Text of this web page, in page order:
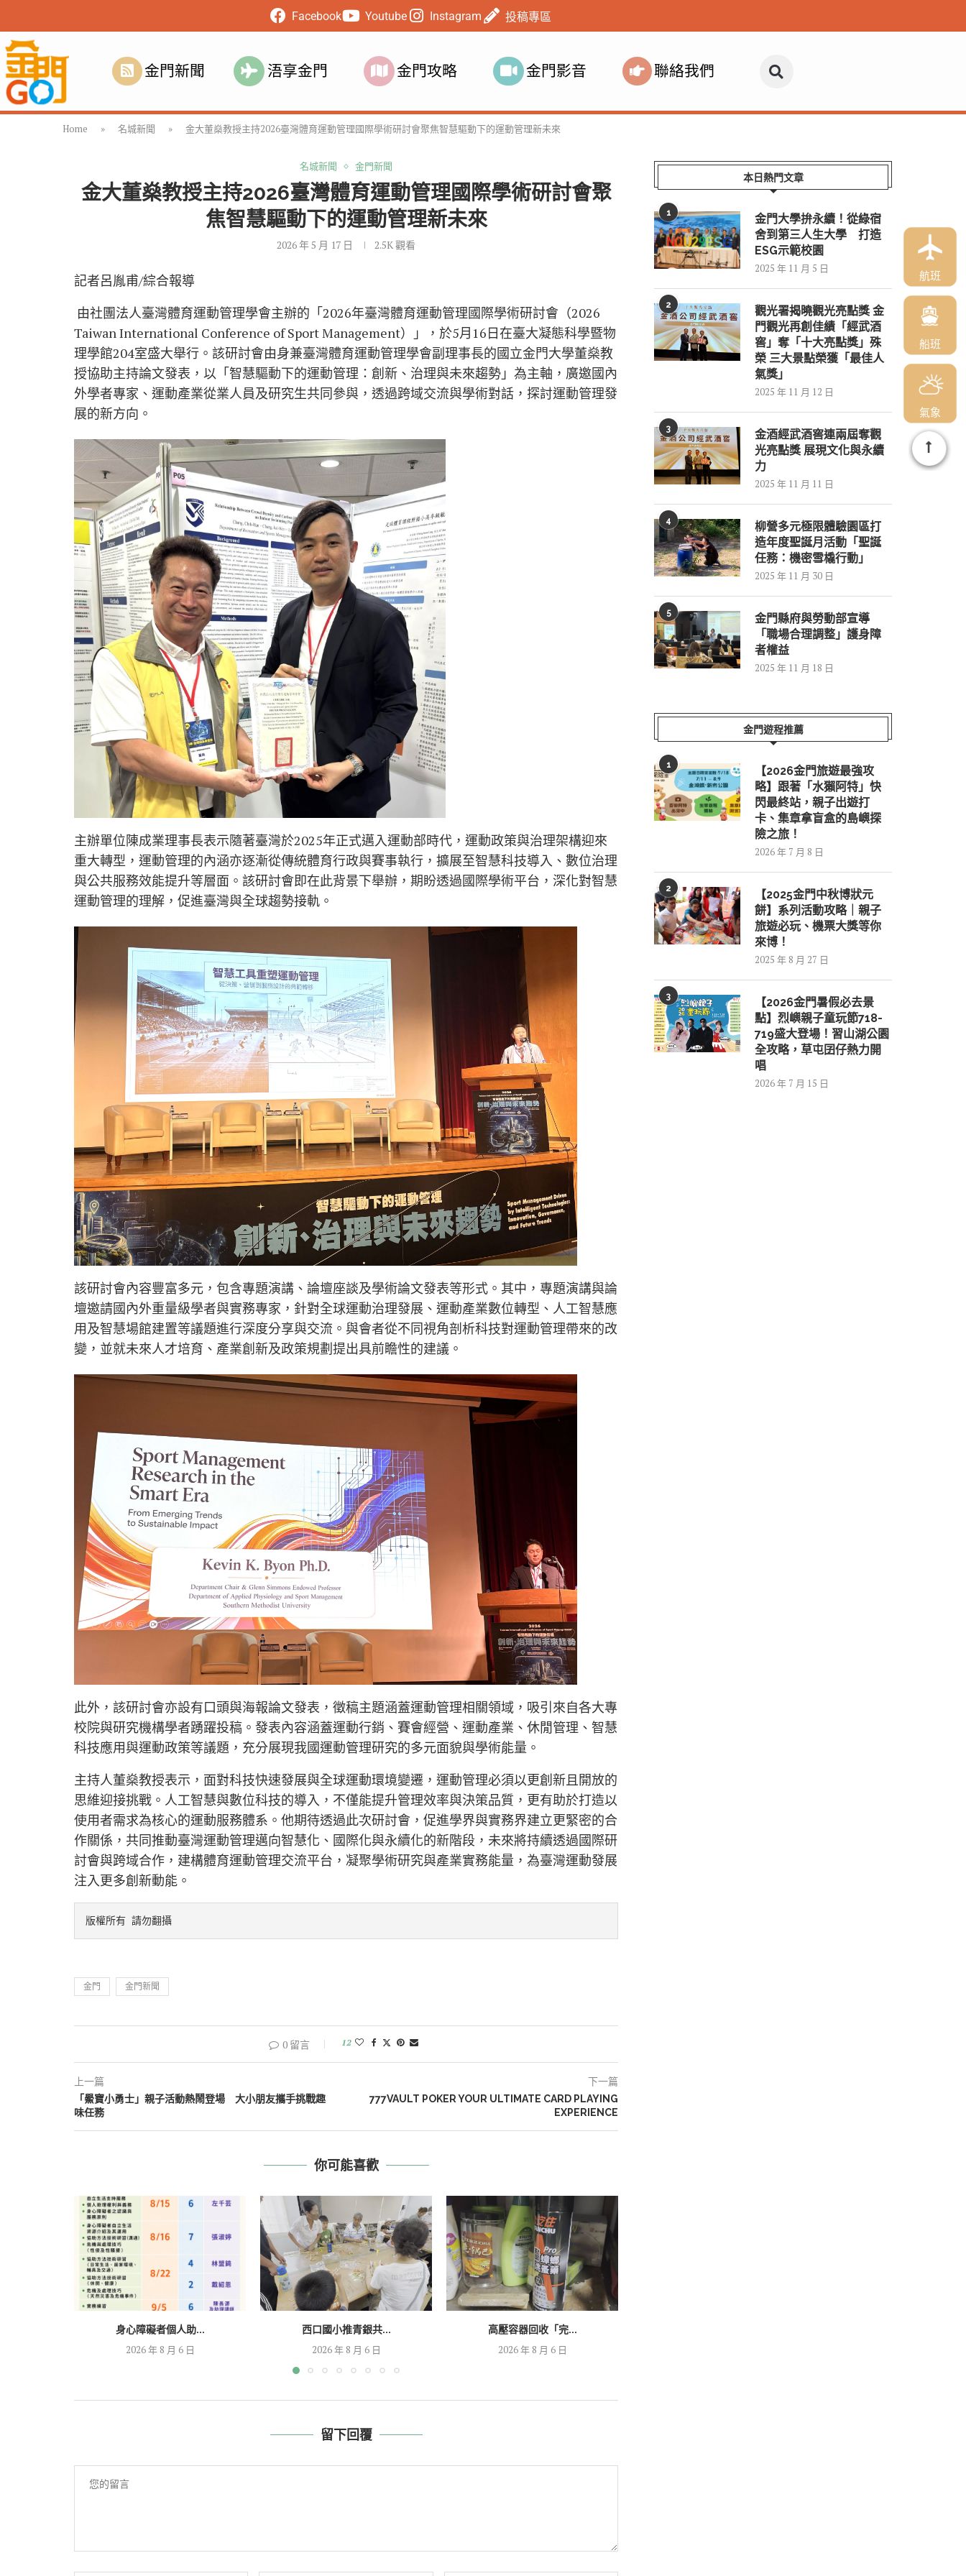
Facebook Youtube Instagram 投稿專區
金門新聞 浯享金門 金門攻略 金門影音 聯絡我們
Home » 名城新聞 » 金大董燊教授主持2026臺灣體育運動管理國際學術研討會聚焦智慧驅動下的運動管理新未來
名城新聞 金門新聞
金大董燊教授主持2026臺灣體育運動管理國際學術研討會聚
焦智慧驅動下的運動管理新未來
2026 年 5 月 17 日 2.5K觀看
記者呂胤甫/綜合報導
由社團法人臺灣體育運動管理學會主辦的「2026年臺灣體育運動管理國際學術研討會（2026
Taiwan International Conference of Sport Management）」，於5月16日在臺大凝態科學暨物
理學館204室盛大舉行。該研討會由身兼臺灣體育運動管理學會副理事長的國立金門大學董燊教
授協助主持論文發表，以「智慧驅動下的運動管理：創新、治理與未來趨勢」為主軸，廣邀國內
外學者專家、運動產業從業人員及研究生共同參與，透過跨域交流與學術對話，探討運動管理發
展的新方向。
主辦單位陳成業理事長表示隨著臺灣於2025年正式邁入運動部時代，運動政策與治理架構迎來
重大轉型，運動管理的內涵亦逐漸從傳統體育行政與賽事執行，擴展至智慧科技導入、數位治理
與公共服務效能提升等層面。該研討會即在此背景下舉辦，期盼透過國際學術平台，深化對智慧
運動管理的理解，促進臺灣與全球趨勢接軌。
該研討會內容豐富多元，包含專題演講、論壇座談及學術論文發表等形式。其中，專題演講與論
壇邀請國內外重量級學者與實務專家，針對全球運動治理發展、運動產業數位轉型、人工智慧應
用及智慧場館建置等議題進行深度分享與交流。與會者從不同視角剖析科技對運動管理帶來的改
變，並就未來人才培育、產業創新及政策規劃提出具前瞻性的建議。
此外，該研討會亦設有口頭與海報論文發表，徵稿主題涵蓋運動管理相關領域，吸引來自各大專
校院與研究機構學者踴躍投稿。發表內容涵蓋運動行銷、賽會經營、運動產業、休閒管理、智慧
科技應用與運動政策等議題，充分展現我國運動管理研究的多元面貌與學術能量。
主持人董燊教授表示，面對科技快速發展與全球運動環境變遷，運動管理必須以更創新且開放的
思維迎接挑戰。人工智慧與數位科技的導入，不僅能提升管理效率與決策品質，更有助於打造以
使用者需求為核心的運動服務體系。他期待透過此次研討會，促進學界與實務界建立更緊密的合
作關係，共同推動臺灣運動管理邁向智慧化、國際化與永續化的新階段，未來將持續透過國際研
討會與跨域合作，建構體育運動管理交流平台，凝聚學術研究與產業實務能量，為臺灣運動發展
注入更多創新動能。
版權所有 請勿翻攝
金門 金門新聞
0 留言 12
上一篇
「鱟寶小勇士」親子活動熱鬧登場 大小朋友攜手挑戰趣
味任務
下一篇
777VAULT POKER YOUR ULTIMATE CARD PLAYING
EXPERIENCE
你可能喜歡
身心障礙者個人助...
2026 年 8 月 6 日
西口國小推青銀共...
2026 年 8 月 6 日
高壓容器回收「完...
2026 年 8 月 6 日
留下回覆
本日熱門文章
1
金門大學拚永續！從綠宿
舍到第三人生大學 打造
ESG示範校園
2025 年 11 月 5 日
2
觀光署揭曉觀光亮點獎 金
門觀光再創佳績「經武酒
窖」奪「十大亮點獎」殊
榮 三大景點榮獲「最佳人
氣獎」
2025 年 11 月 12 日
3
金酒經武酒窖連兩屆奪觀
光亮點獎 展現文化與永續
力
2025 年 11 月 11 日
4
柳營多元極限體驗園區打
造年度聖誕月活動「聖誕
任務：機密雪橇行動」
2025 年 11 月 30 日
5
金門縣府與勞動部宣導
「職場合理調整」護身障
者權益
2025 年 11 月 18 日
金門遊程推薦
1
【2026金門旅遊最強攻
略】跟著「水獺阿特」快
閃最終站，親子出遊打
卡、集章拿盲盒的島嶼探
險之旅！
2026 年 7 月 8 日
2
【2025金門中秋博狀元
餅】系列活動攻略｜親子
旅遊必玩、機票大獎等你
來博！
2025 年 8 月 27 日
3
【2026金門暑假必去景
點】烈嶼親子童玩節718-
719盛大登場！習山湖公園
全攻略，草屯囝仔熱力開
唱
2026 年 7 月 15 日
航班
船班
氣象